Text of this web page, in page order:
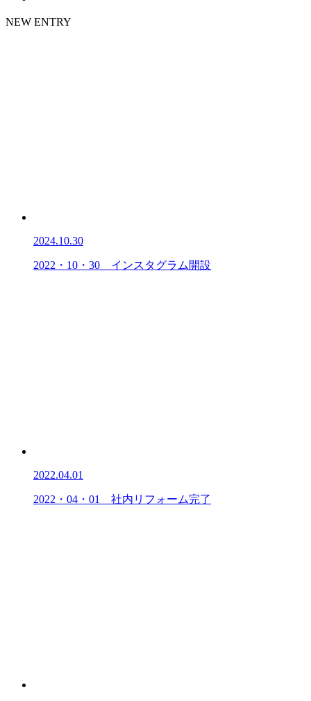
NEW ENTRY
2024.10.30
2022・10・30 インスタグラム開設
2022.04.01
2022・04・01 社内リフォーム完了